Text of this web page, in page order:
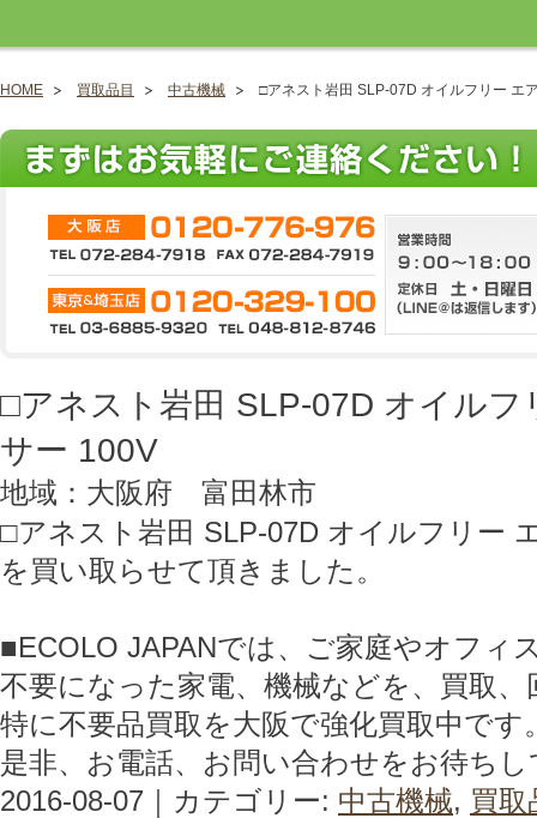
HOME 買取品目 中古機械 □アネスト岩田 SLP-07D オイルフリー エ
□アネスト岩田 SLP-07D オイル
サー 100V
地域：大阪府 富田林市
□アネスト岩田 SLP-07D オイルフリー
を買い取らせて頂きました。
■ECOLO JAPANでは、ご家庭やオフィ
不要になった家電、機械などを、買取
特に不要品買取を大阪で強化買取中です
是非、お電話、お問い合わせをお待ち
2016-08-07｜カテゴリー: 中古機械, 買取